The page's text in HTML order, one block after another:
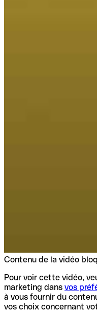
Contenu de la vidéo
Pour voir cette vidéo,
marketing dans vos
à vous fournir du
vos choix concernant